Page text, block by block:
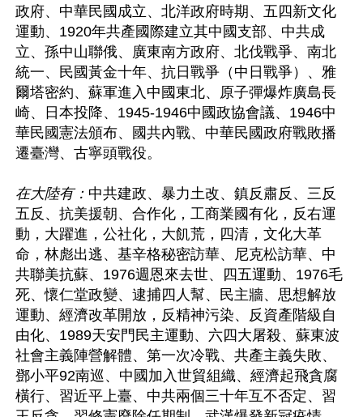
政府、中華民國成立、北洋政府時期、五四新文化
運動、1920年共產國際建立其中國支部、中共成
立、孫中山聯俄、廣東南方政府、北伐戰爭、南北
統一、民國黃金十年、抗日戰爭（中日戰爭）、雅
爾塔密約、蘇軍進入中國東北、原子彈爆炸廣島長
崎、日本投降、1945-1946中國政協會議、1946中
華民國憲法頒布、國共內戰、中華民國政府戰敗播
遷臺灣、古寧頭戰役。
在大陸有： 中共建政、暴力土改、鎮反肅反、三反
五反、抗美援朝、合作化，工商業國有化，反右運
動，大躍進，公社化，大飢荒，四清，文化大革
命，林彪出逃、基辛格秘密訪華、尼克松訪華、中
共聯美抗蘇、1976週恩來去世、四五運動、1976毛
死、懷仁堂政變、逮捕四人幫、民主牆、思想解放
運動、經濟改革開放，反精神污染、反資產階級自
由化、1989天安門民主運動、六四大屠殺、蘇東波
社會主義陣營解體、第一次冷戰、共產主義失敗、
鄧小平92南巡、中國加入世貿組織、經濟起飛貪腐
橫行、習近平上臺、中共兩個三十年互不否定、習